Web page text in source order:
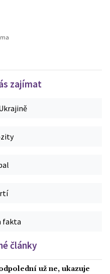
zajímat
fakta
články
už ne, ukazuje